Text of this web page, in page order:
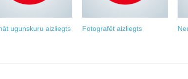
ugunskuru aizliegts Fotografēt aizliegts